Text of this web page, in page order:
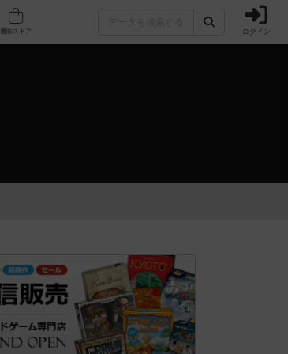
人気ボードゲーム ログイン